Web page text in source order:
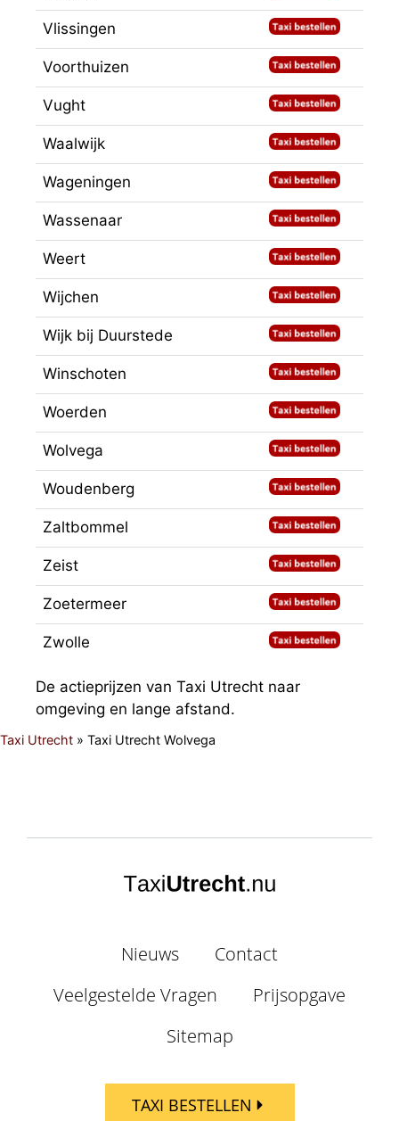
Vlissingen
Voorthuizen
Vught
Waalwijk
Wageningen
Wassenaar
Weert
Wijchen
Wijk bij Duurstede
Winschoten
Woerden
Wolvega
Woudenberg
Zaltbommel
Zeist
Zoetermeer
Zwolle
De actieprijzen van Taxi Utrecht naar
omgeving en lange afstand.
Taxi Utrecht » Taxi Utrecht Wolvega
Nieuws
Contact
Veelgestelde Vragen
Prijsopgave
Sitemap
TAXI BESTELLEN